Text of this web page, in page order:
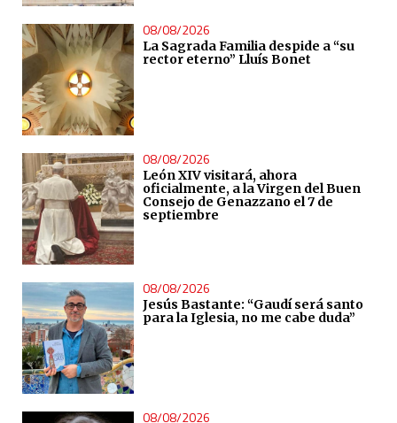
08/08/2026
La Sagrada Familia despide a “su
rector eterno” Lluís Bonet
08/08/2026
León XIV visitará, ahora
oficialmente, a la Virgen del Buen
Consejo de Genazzano el 7 de
septiembre
08/08/2026
Jesús Bastante: “Gaudí será santo
para la Iglesia, no me cabe duda”
08/08/2026